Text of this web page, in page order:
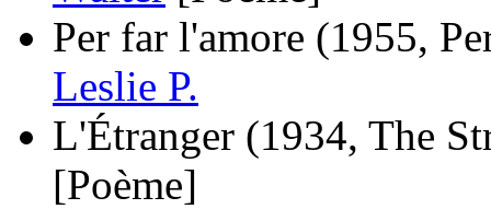
Per far l'amore (1955,
Leslie P.
L'Étranger (1934, The
[Poème]